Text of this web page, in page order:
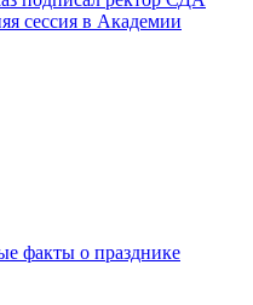
сессия в Академии
факты о празднике